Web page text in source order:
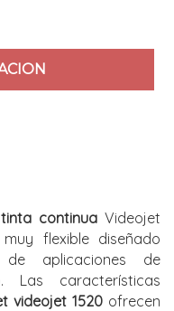
continua Videojet
flexible diseñado
de aplicaciones de
Las características
videojet 1520ofrecen